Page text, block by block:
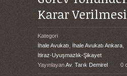
Karar
Kategori
İhale Avukatı
İhale Avukatı Ankara
İtiraz-Uyuşmazlık-Şikayet
YayınlayanAv. Tarık Demirel 0